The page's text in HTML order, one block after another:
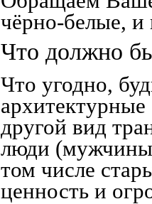
чёрно-белые, и
Что должно
Что угодно,
другой вид
люди
том числе
ценность и